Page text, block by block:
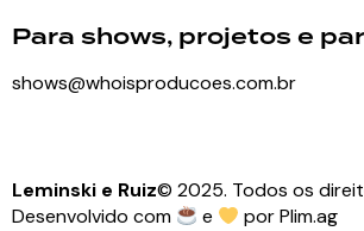
Para shows, projetos e
shows@whoisproducoes.com.br
Leminski e Ruiz© 2025. Todos os
Desenvolvido com
e porPlim.ag